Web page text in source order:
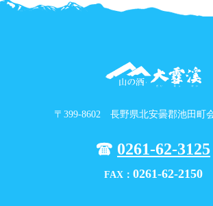
〒399-8602 長野県北安曇郡池田町
0261-62-3125
FAX： 0261-62-2150